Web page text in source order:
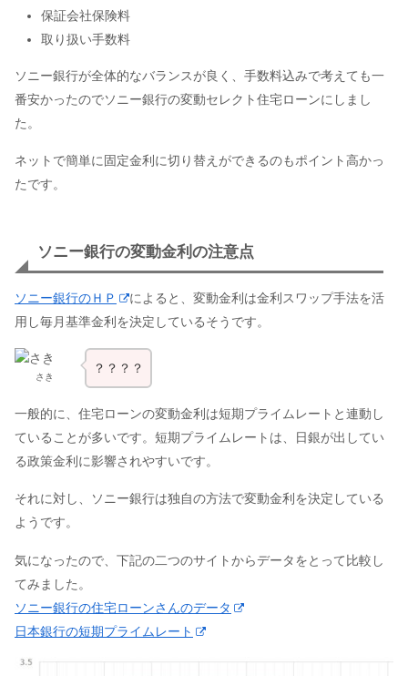
保証会社保険料
取り扱い手数料
ソニー銀行が全体的なバランスが良く、手数料込みで考えても一
番安かったのでソニー銀行の変動セレクト住宅ローンにしまし
た。
ネットで簡単に固定金利に切り替えができるのもポイント高かっ
たです。
ソニー銀行の変動金利の注意点
ソニー銀行のＨＰ
によると、変動金利は金利スワップ手法を活
用し毎月基準金利を決定しているそうです。
さき
？？？？
一般的に、住宅ローンの変動金利は短期プライムレートと連動し
ていることが多いです。短期プライムレートは、日銀が出してい
る政策金利に影響されやすいです。
それに対し、ソニー銀行は独自の方法で変動金利を決定している
ようです。
気になったので、下記の二つのサイトからデータをとって比較し
てみました。
ソニー銀行の住宅ローンさんのデータ
日本銀行の短期プライムレート